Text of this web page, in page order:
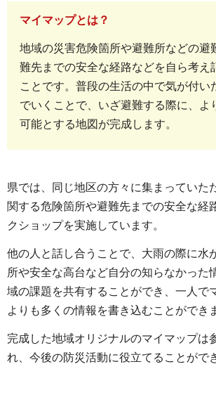
マイマップとは？
地域の災害危険箇所や避難所などの避
難先までの安全な経路などを自ら考え
ことです。普段の生活の中で気が付い
でいくことで、いざ避難する際に、よ
可能とする地図が完成します。
県では、同じ地区の方々に集まっていた
関する危険箇所や避難先までの安全な経
クショップを実施しています。
他の人と話し合うことで、大雨の際に水
所や安全な高台など自分の知らなかった
域の課題を共有することができ、一人で
よりも多くの情報を書き込むことができ
完成した地域オリジナルのマイマップは
れ、今後の防災活動に役立てることがで